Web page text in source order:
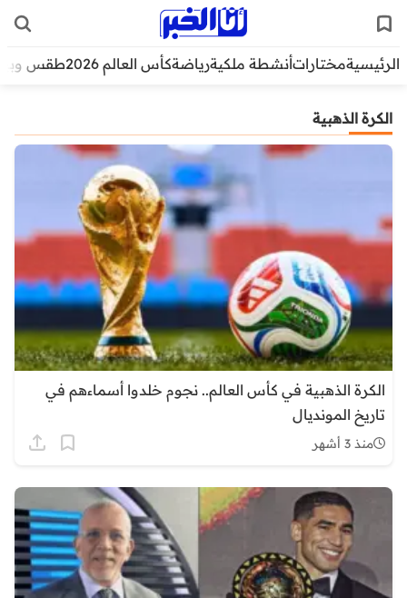
الرئيسيةمختاراتأنشطة ملكيةرياضةكأس العالم 2026 طقس
الكرة الذهبية
الكرة الذهبية في كأس العالم.. نجوم خلدوا أسماءهم في
تاريخ المونديال
منذ 3 أشهر